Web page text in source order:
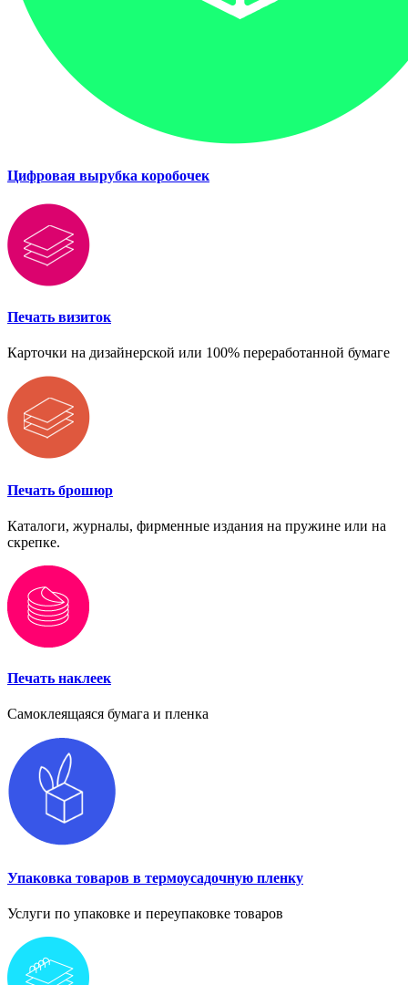
Цифровая вырубка коробочек
Печать визиток
Карточки на дизайнерской или 100% переработанной бумаге
Печать брошюр
Каталоги, журналы, фирменные издания на пружине или на
скрепке.
Печать наклеек
Самоклеящаяся бумага и пленка
Упаковка товаров в термоусадочную пленку
Услуги по упаковке и переупаковке товаров